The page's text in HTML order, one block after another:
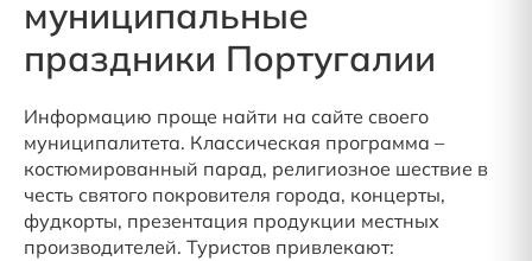
муниципальные
праздники Португалии
Информацию проще найти на сайте своего
муниципалитета. Классическая программа –
костюмированный парад, религиозное шествие в
честь святого покровителя города, концерты,
фудкорты, презентация продукции местных
производителей. Туристов привлекают: